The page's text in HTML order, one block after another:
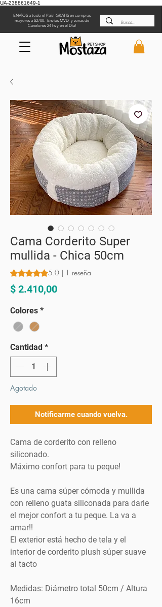
UA-238861649-1
ENVÍOS a todo el País! GRATIS en compras
mayores a $2700. Envíos MVD y zonas de
Canelones 24 hs y en el Día!
Cama Corderito Super
mullida - Chica 50cm
Según 1 reseña, la calificación es de 5.0
5.0 | 1 reseña
$ 2.410,00Precio
Colores *
Cantidad *
Agotado
Notificarme cuando vuelva.
Cama de corderito con relleno
siliconado.
Máximo confort para tu peque!
Es una cama súper cómoda y mullida
con relleno guata siliconada para darle
el mejor confort a tu peque. La va a
amar!!
El exterior está hecho de tela y el
interior de corderito plush súper suave
al tacto
Medidas: Diámetro total 50cm / Altura
16cm